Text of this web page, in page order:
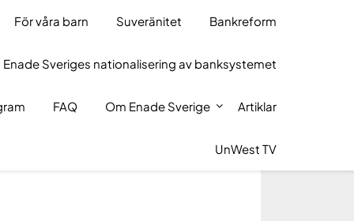
För våra barn Suveränitet Bankreform
Sveriges nationalisering av banksystemet
FAQ Om Enade Sverige Artiklar
UnWest TV